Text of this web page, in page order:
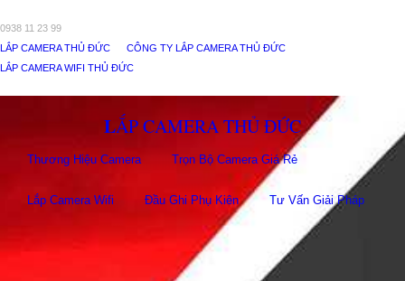
0938 11 23 99
LẮP CAMERA THỦ ĐỨC
CÔNG TY LẮP CAMERA THỦ ĐỨC
LẮP CAMERA WIFI THỦ ĐỨC
LẮP CAMERA THỦ ĐỨC
Thương Hiệu Camera Trọn Bộ Camera Giá Rẻ
Lắp Camera Wifi Đầu Ghi Phụ Kiên Tư Vấn Giải Pháp